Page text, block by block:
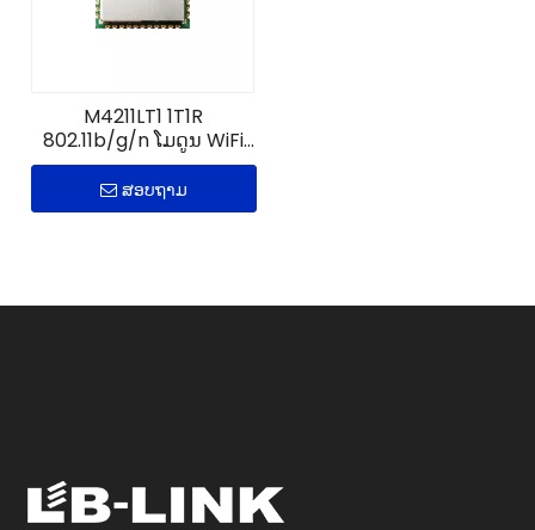
M4211LT1 1T1R
802.11b/g/n ໂມດູນ WiFi
IoT
ສອບຖາມ